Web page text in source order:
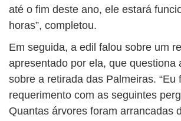
até o fim deste ano, ele estará
horas”, completou.
Em seguida, a edil falou sobre um
apresentado por ela, que questiona
sobre a retirada das Palmeiras. “Eu
requerimento com as seguintes
Quantas árvores foram arrancadas